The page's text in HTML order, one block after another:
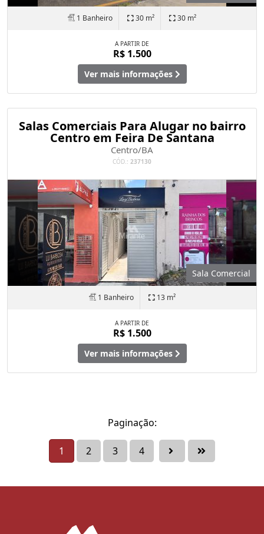
1 Banheiro 30 m² 30 m²
A PARTIR DE
R$ 1.500
Ver mais informações
Salas Comerciais Para Alugar no bairro
Centro em Feira De Santana
Centro/BA
CÓD.: 237130
Sala Comercial
1 Banheiro 13 m²
A PARTIR DE
R$ 1.500
Ver mais informações
Paginação:
1 2 3 4